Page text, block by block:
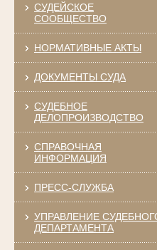
СУДЕЙСКОЕ
СООБЩЕСТВО
НОРМАТИВНЫЕ АКТЫ
ДОКУМЕНТЫ СУДА
СУДЕБНОЕ
ДЕЛОПРОИЗВОДСТВО
СПРАВОЧНАЯ
ИНФОРМАЦИЯ
ПРЕСС-СЛУЖБА
УПРАВЛЕНИЕ
ДЕПАРТАМЕНТА